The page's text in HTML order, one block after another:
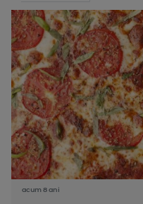
acum 8 ani